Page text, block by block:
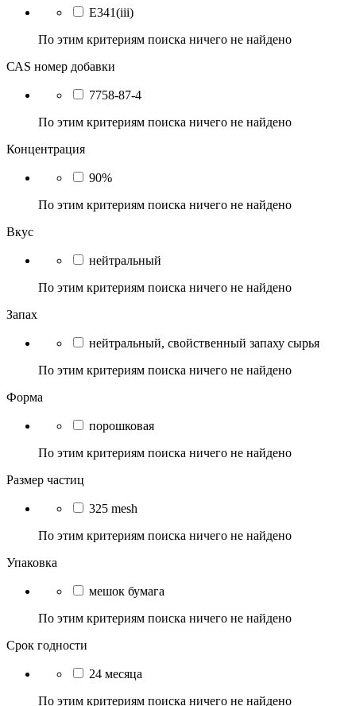
E341(iii)
По этим критериям поиска ничего не найдено
САS номер добавки
7758-87-4
По этим критериям поиска ничего не найдено
Концентрация
90%
По этим критериям поиска ничего не найдено
Вкус
нейтральный
По этим критериям поиска ничего не найдено
Запах
нейтральный, свойственный запаху сырья
По этим критериям поиска ничего не найдено
Форма
порошковая
По этим критериям поиска ничего не найдено
Размер частиц
325 mesh
По этим критериям поиска ничего не найдено
Упаковка
мешок бумага
По этим критериям поиска ничего не найдено
Срок годности
24 месяца
По этим критериям поиска ничего не найдено